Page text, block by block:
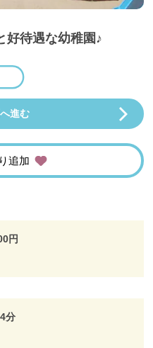
好待遇な幼稚園♪
進む
追加
円
分